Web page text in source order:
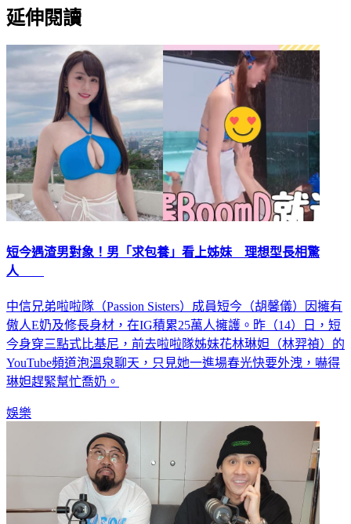
延伸閱讀
短今遇渣男對象！男「求包養」看上姊妹 理想型長相驚
人
中信兄弟啦啦隊（Passion Sisters）成員短今（胡馨儀）因擁有
傲人E奶及修長身材，在IG積累25萬人擁護。昨（14）日，短
今身穿三點式比基尼，前去啦啦隊姊妹花林琳妲（林羿禎）的
YouTube頻道泡溫泉聊天，只見她一進場春光快要外洩，嚇得
琳妲趕緊幫忙喬奶。
娛樂